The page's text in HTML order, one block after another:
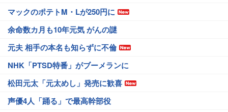
マックのポテトM・Lが250円に
余命数カ月も10年元気 がんの謎
元夫 相手の本名も知らずに不倫
NHK「PTSD特番」がブーメランに
松田元太「元太めし」発売に歓喜
声優4人「踊る」で最高幹部役